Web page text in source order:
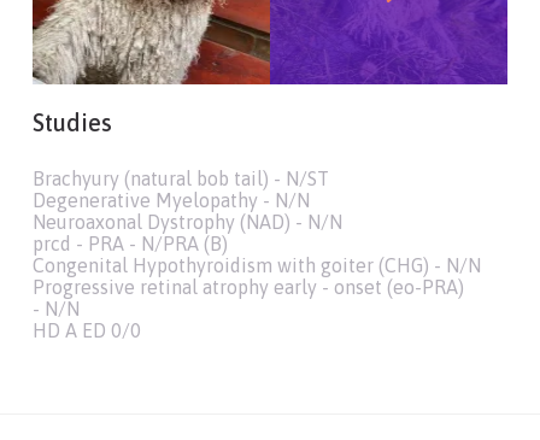
Studies
Brachyury (natural bob tail) - N/ST
Degenerative Myelopathy - N/N
Neuroaxonal Dystrophy (NAD) - N/N
prcd - PRA - N/PRA (B)
Congenital Hypothyroidism with goiter (CHG) - N/N
Progressive retinal atrophy early - onset (eo-PRA)
- N/N
HD A ED 0/0